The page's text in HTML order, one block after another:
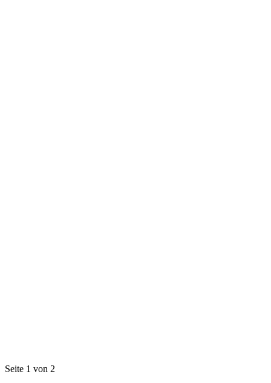
Seite 1 von 2